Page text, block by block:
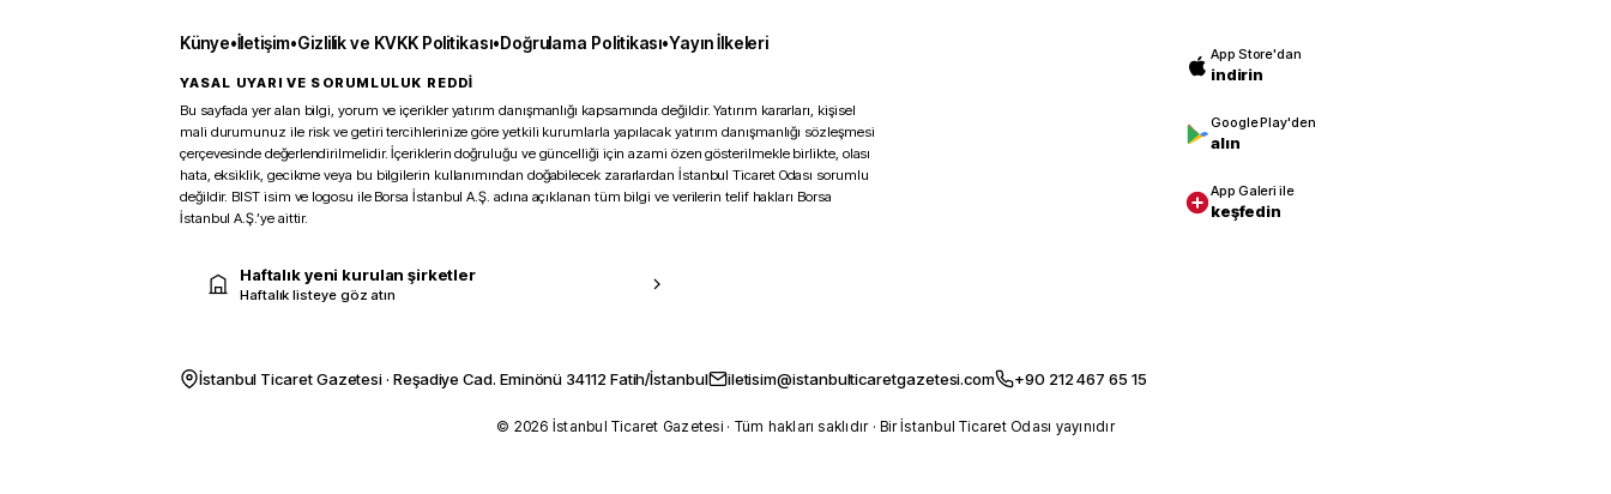
Künye•İletişim•Gizlilik ve KVKK Politikası•Doğrulama Politikası•Yayın İlkeleri
YASAL UYARI VE SORUMLULUK REDDİ
Bu sayfada yer alan bilgi, yorum ve içerikler yatırım danışmanlığı kapsamında değildir. Yatırım kararları, kişisel
mali durumunuz ile risk ve getiri tercihlerinize göre yetkili kurumlarla yapılacak yatırım danışmanlığı sözleşmesi
çerçevesinde değerlendirilmelidir. İçeriklerin doğruluğu ve güncelliği için azami özen gösterilmekle birlikte, olası
hata, eksiklik, gecikme veya bu bilgilerin kullanımından doğabilecek zararlardan İstanbul Ticaret Odası sorumlu
değildir. BIST isim ve logosu ile Borsa İstanbul A.Ş. adına açıklanan tüm bilgi ve verilerin telif hakları Borsa
İstanbul A.Ş.’ye aittir.
Haftalık yeni kurulan şirketler
Haftalık listeye göz atın
App Store'dan
indirin
Google Play'den
alın
App Galeri ile
keşfedin
İstanbul Ticaret Gazetesi · Reşadiye Cad. Eminönü 34112 Fatih/İstanbul iletisim@istanbulticaretgazetesi.com +90 212 467 65 15
© 2026 İstanbul Ticaret Gazetesi · Tüm hakları saklıdır · Bir İstanbul Ticaret Odası yayınıdır